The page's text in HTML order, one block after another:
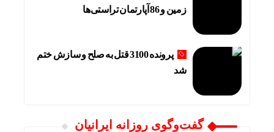
زمین و 86 آپارتمان تراستی‌ها
پرونده 3100 قتل به صلح و سازش ختم
شد
گفت‌وگوی روزانه ایرانیان